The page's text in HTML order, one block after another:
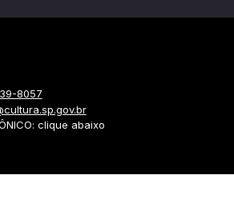
8057
clique abaixo